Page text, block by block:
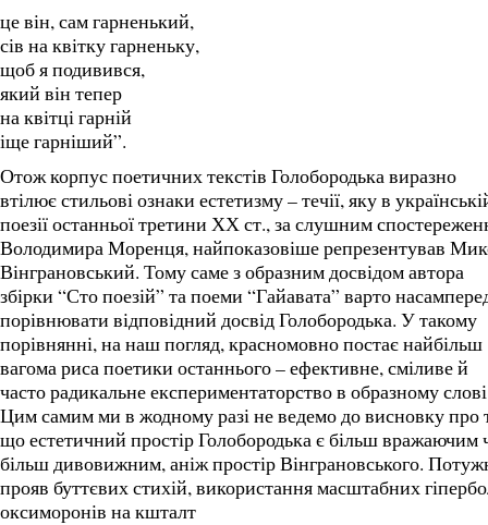
це він, сам гарненький,
сів на квітку гарненьку,
щоб я подивився,
який він тепер
на квітці гарній
іще гарніший”.
Отож корпус поетичних текстів Голобородька виразно
втілює стильові ознаки естетизму – течії, яку в
поезії останньої третини ХХ ст., за слушним
Володимира Моренця, найпоказовіше репрезентував
Вінграновський. Тому саме з образним досвідом автора
збірки “Сто поезій” та поеми “Гайавата” варто
порівнювати відповідний досвід Голобородька. У такому
порівнянні, на наш погляд, красномовно постає найбільш
вагома риса поетики останнього – ефективне, сміливе й
часто радикальне експериментаторство в образному
Цим самим ми в жодному разі не ведемо до висновку про
що естетичний простір Голобородька є більш вражаючим
більш дивовижним, аніж простір Вінграновського.
прояв буттєвих стихій, використання масштабних
оксиморонів на кшталт